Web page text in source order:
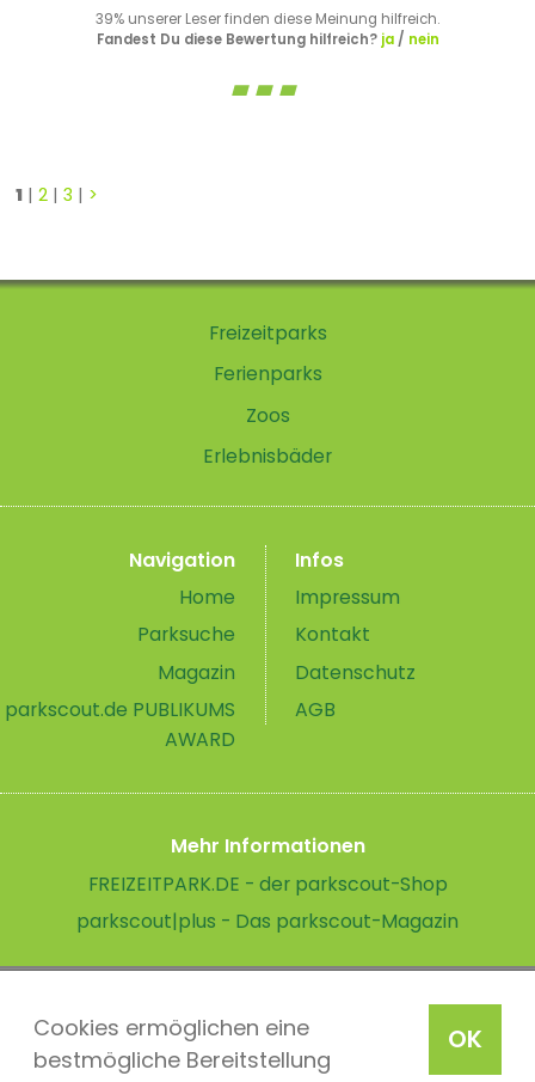
OK
Cookies ermöglichen eine
bestmögliche Bereitstellung
39% unserer Leser finden diese Meinung hilfreich.
Fandest Du diese Bewertung hilfreich? ja/ nein
1| 2| 3 | >
Freizeitparks
Ferienparks
Zoos
Erlebnisbäder
Navigation
Home
Parksuche
Magazin
parkscout.de PUBLIKUMS
AWARD
Infos
Impressum
Kontakt
Datenschutz
AGB
Mehr Informationen
FREIZEITPARK.DE - der parkscout-Shop
parkscout|plus - Das parkscout-Magazin